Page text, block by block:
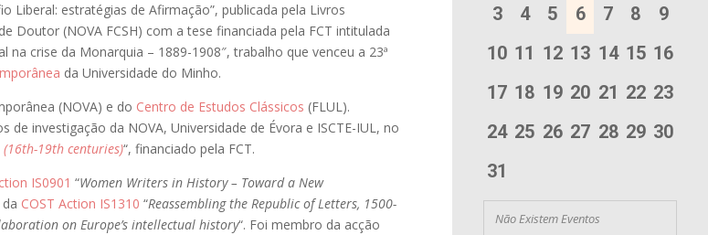
Liberal: estratégias de Afirmação”, publicada pela Livros
Doutor (NOVA FCSH) com a tese financiada pela FCT intitulada
na crise da Monarquia – 1889-1908″, trabalho que venceu a 23ª
da Universidade do Minho.
(NOVA) e do Centro de Estudos Clássicos (FLUL).
investigação da NOVA, Universidade de Évora e ISCTE-IUL, no
19th centuries)“, financiado pela FCT.
IS0901 “Women Writers in History – Toward a New
da COST Action IS1310 “Reassembling the Republic of Letters, 1500-
on Europe’s intellectual history“. Foi membro da acção
3
4 5 6 7 8
9
10 11 12 13 14 15 16
17 18 19 20 21 22 23
24 25 26 27 28 29 30
31
Não Existem Eventos